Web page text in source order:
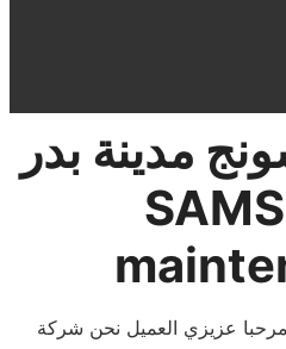
مدينة بدر
عزيزي العميل نحن شركة